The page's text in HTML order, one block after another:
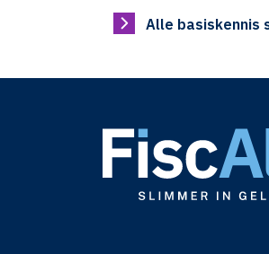
Alle basiskennis